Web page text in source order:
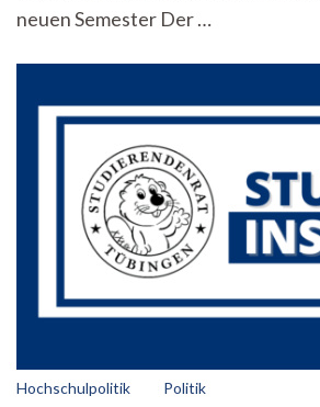
neuen Semester Der …
Hochschulpolitik Politik